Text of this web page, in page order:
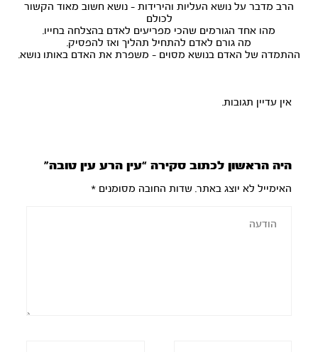
הרב מדבר על נושא העליות והירידות - נושא חשוב מאוד הקשור
לכולם
מהו אחד הגורמים שהכי מפריעים לאדם בהצלחה בחייו.
מה גורם לאדם להתחיל תהליך ואז להפסיק.
ההתמדה של האדם בנושא מסוים - משפרת את האדם באותו נושא.
אין עדיין תגובות.
היה הראשון לכתוב סקירה “עין הרע עין טובה”
האימייל לא יוצג באתר. שדות החובה מסומנים*